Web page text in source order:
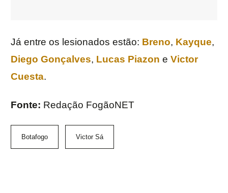
Já entre os lesionados estão: Breno, Kayque,
Diego Gonçalves, Lucas Piazon e Victor
Cuesta.
Fonte: Redação FogãoNET
Botafogo Victor Sá